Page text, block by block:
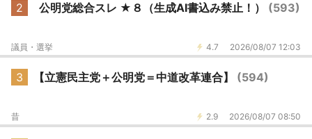
2 公明党総合スレ ★８（生成AI書込み禁止！） (593)
4.7 2026/08/07 12:03
議員・選挙
3 【立憲民主党＋公明党＝中道改革連合】 (594)
2.9 2026/08/07 08:50
昔